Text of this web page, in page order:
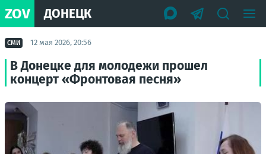
ZOV ДОНЕЦК
СМИ 12 мая 2026, 20:56
В Донецке для молодежи прошел
концерт «Фронтовая песня»